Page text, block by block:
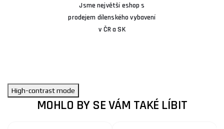
Jsme největší eshop s
prodejem dílenského vybavení
v ČR a SK
High-contrast mode
MOHLO BY SE VÁM TAKÉ LÍBIT